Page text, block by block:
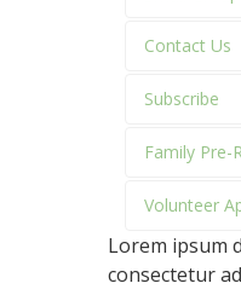
Contact Us
Subscribe
Family Pre-
Volunteer
Lorem ipsum
consectetur